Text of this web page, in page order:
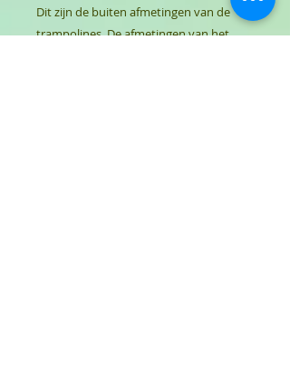
Dit zijn de buiten afmetingen van de
trampolines. De afmetingen van het